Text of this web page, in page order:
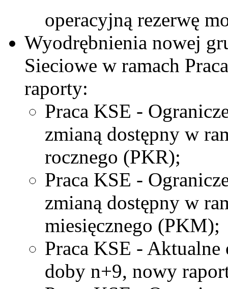
operacyjną rezerwę
Wyodrębnienia nowej
Sieciowe w ramach
raporty:
Praca KSE -
zmianą dostępny w
rocznego (PKR);
Praca KSE -
zmianą dostępny w
miesięcznego (PKM);
Praca KSE -
doby n+9, nowy